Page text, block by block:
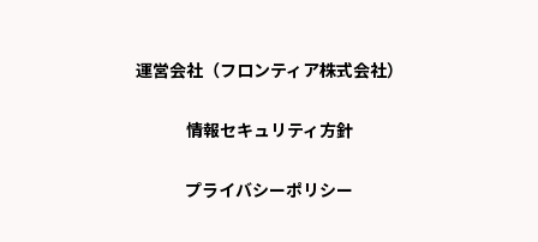
運営会社（フロンティア株式会社）
情報セキュリティ方針
プライバシーポリシー